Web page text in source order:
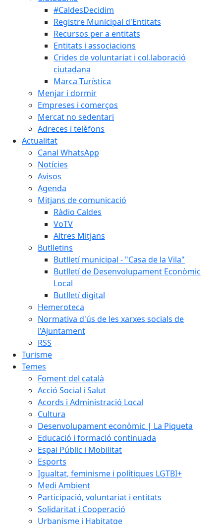
#CaldesDecidim
Registre Municipal d'Entitats
Recursos per a entitats
Entitats i associacions
Crides de voluntariat i col.laboració
ciutadana
Marca Turística
Menjar i dormir
Empreses i comerços
Mercat no sedentari
Adreces i telèfons
Actualitat
Canal WhatsApp
Notícies
Avisos
Agenda
Mitjans de comunicació
Ràdio Caldes
VoTV
Altres Mitjans
Butlletins
Butlletí municipal - "Casa de la Vila"
Butlletí de Desenvolupament Econòmic
Local
Butlletí digital
Hemeroteca
Normativa d'ús de les xarxes socials de
l'Ajuntament
RSS
Turisme
Temes
Foment del català
Acció Social i Salut
Acords i Administració Local
Cultura
Desenvolupament econòmic | La Piqueta
Educació i formació continuada
Espai Públic i Mobilitat
Esports
Igualtat, feminisme i polítiques LGTBI+
Medi Ambient
Participació, voluntariat i entitats
Solidaritat i Cooperació
Urbanisme i Habitatge